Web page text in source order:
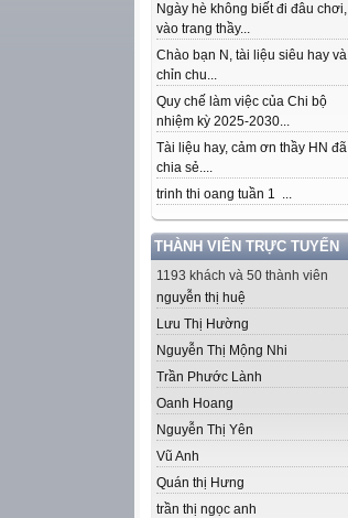
Ngày hè không biết đi đâu chơi,
vào trang thầy...
Chào bạn N, tài liệu siêu hay và
chỉn chu...
Quy chế làm việc của Chi bộ
nhiệm kỳ 2025-2030...
Tài liệu hay, cảm ơn thầy HN đã
chia sẻ....
trinh thi oang tuần 1 ...
THÀNH VIÊN TRỰC TUYẾN
1193 khách và 50 thành viên
nguyễn thị huệ
Lưu Thị Hường
Nguyễn Thị Mộng Nhi
Trần Phước Lành
Oanh Hoang
Nguyễn Thị Yên
Vũ Anh
Quán thị Hưng
trần thị ngọc anh